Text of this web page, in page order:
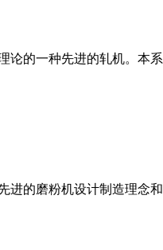
的一种先进的轧机。本
的磨粉机设计制造理念